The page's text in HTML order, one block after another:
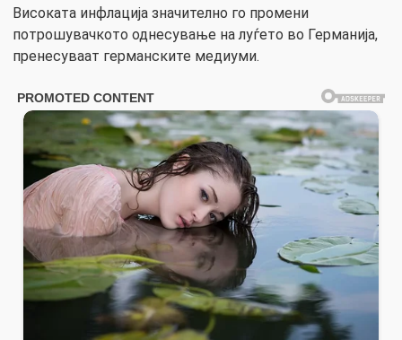
Високата инфлација значително го промени
потрошувачкото однесување на луѓето во Германија,
пренесуваат германските медиуми.